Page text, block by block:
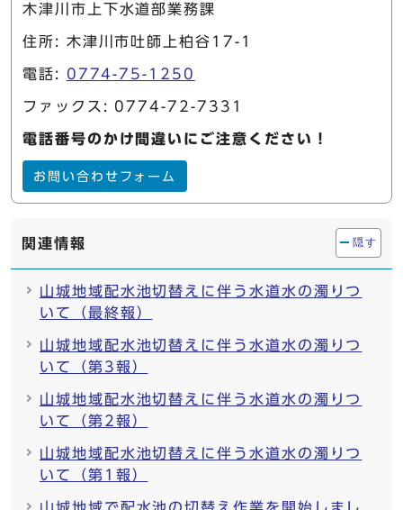
木津川市上下水道部業務課
住所: 木津川市吐師上柏谷17-1
電話: 0774-75-1250
ファックス: 0774-72-7331
電話番号のかけ間違いにご注意ください！
お問い合わせフォーム
関連情報 隠す
山城地域配水池切替えに伴う水道水の濁りつ
いて（最終報）
山城地域配水池切替えに伴う水道水の濁りつ
いて（第3報）
山城地域配水池切替えに伴う水道水の濁りつ
いて（第2報）
山城地域配水池切替えに伴う水道水の濁りつ
いて（第1報）